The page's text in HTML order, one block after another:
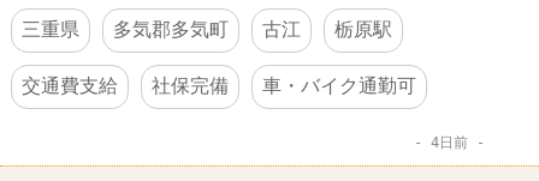
三重県
多気郡多気町 古江 栃原駅
交通費支給 社保完備 車・バイク通勤可
4日前